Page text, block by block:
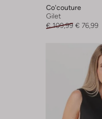
Co'couture
Gilet
€ 109,99 € 76,99